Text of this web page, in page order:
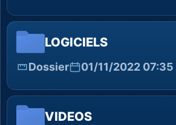
LOGICIELS
Dossier 01/11/2022 07:35
VIDEOS